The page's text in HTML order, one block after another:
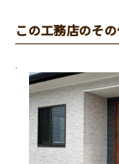
この工務店のそ
.